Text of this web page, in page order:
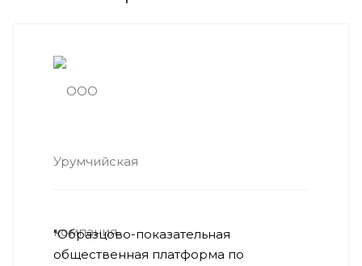
"Образцово-показательная
общественная платформа по